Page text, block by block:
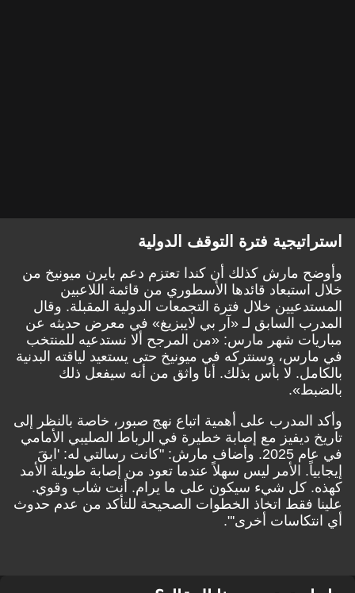
استراتيجية فترة التوقف الدولية
وأوضح مارش كذلك أن كندا تعتزم دعم بايرن ميونيخ من
خلال استبعاد قائدها الأسطوري من قائمة اللاعبين
المستدعيين خلال فترة التجمعات الدولية المقبلة. وقال
المدرب السابق لـ «آر بي لايبزيغ» في معرض حديثه عن
مباريات شهر مارس: «من المرجح ألا نستدعيه للمنتخب
في مارس، وسنتركه في ميونيخ حتى يستعيد لياقته البدنية
بالكامل. لا بأس بذلك. أنا واثق من أنه سيفعل ذلك
بالضبط».
وأكد المدرب على أهمية اتباع نهج صبور، خاصة بالنظر إلى
تاريخ ديفيز مع إصابة خطيرة في الرباط الصليبي الأمامي
في عام 2025. وأضاف مارش: "كانت رسالتي له: 'ابقَ
إيجابياً. الأمر ليس سهلاً عندما تعود من إصابة طويلة الأمد
كهذه. كل شيء سيكون على ما يرام. أنت شاب وقوي.
علينا فقط اتخاذ الخطوات الصحيحة للتأكد من عدم حدوث
أي انتكاسات أخرى'".